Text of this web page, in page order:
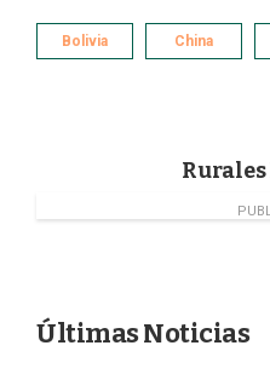
e
b
k
e
t
l
Bolivia China
Rurales
Últimas Noticias